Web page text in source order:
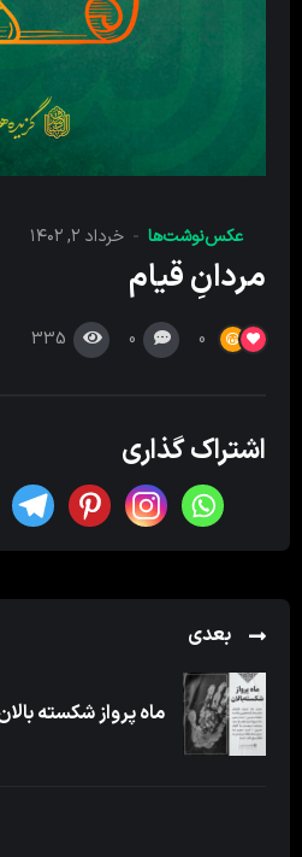
عکس‌نوشت‌ها خرداد ۲, ۱۴۰۲
مردانِ قیام
0
0
335
اشتراک گذاری
بعدی
ماه پرواز شکسته